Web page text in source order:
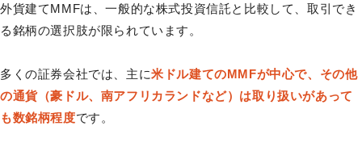
外貨建てMMFは、一般的な株式投資信託と比較して、取引でき
る銘柄の選択肢が限られています。
多くの証券会社では、主に米ドル建てのMMFが中心で、その他
の通貨（豪ドル、南アフリカランドなど）は取り扱いがあって
も数銘柄程度です。